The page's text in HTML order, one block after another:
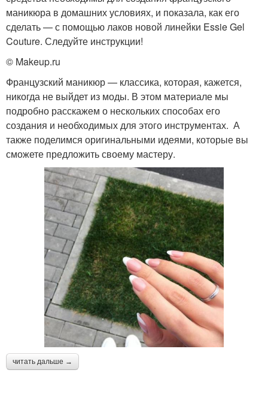
маникюра в домашних условиях, и показала, как его
сделать — с помощью лаков новой линейки Essie Gel
Couture. Следуйте инструкции!
© Makeup.ru
Французский маникюр — классика, которая, кажется,
никогда не выйдет из моды. В этом материале мы
подробно расскажем о нескольких способах его
создания и необходимых для этого инструментах. А
также поделимся оригинальными идеями, которые вы
сможете предложить своему мастеру.
читать дальше →